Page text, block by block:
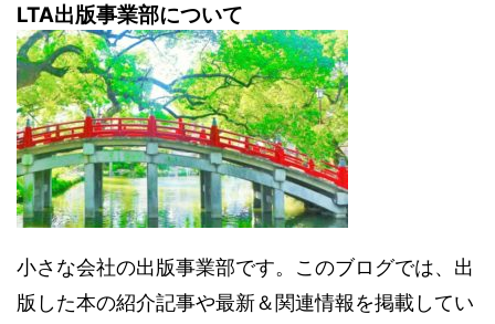
LTA出版事業部について
小さな会社の出版事業部です。このブログでは、出
版した本の紹介記事や最新＆関連情報を掲載してい